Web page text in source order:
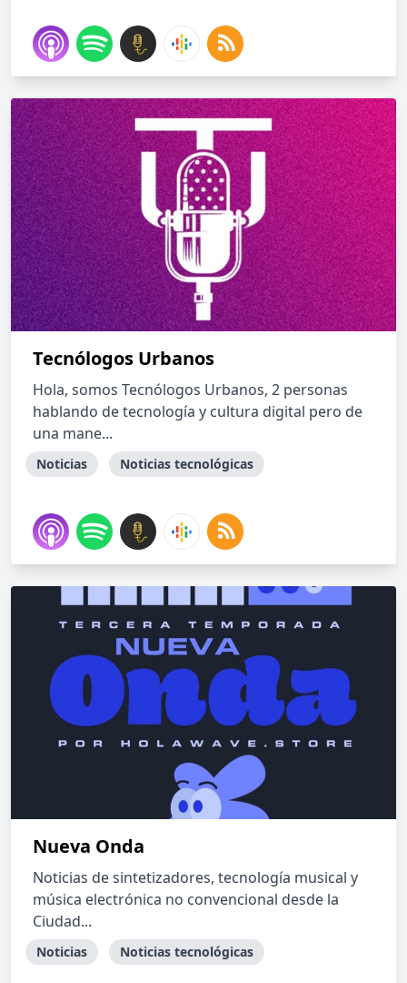
Tecnólogos Urbanos
Hola, somos Tecnólogos Urbanos, 2 personas
hablando de tecnología y cultura digital pero de
una mane...
Noticias Noticias tecnológicas
Nueva Onda
Noticias de sintetizadores, tecnología musical y
música electrónica no convencional desde la
Ciudad...
Noticias Noticias tecnológicas